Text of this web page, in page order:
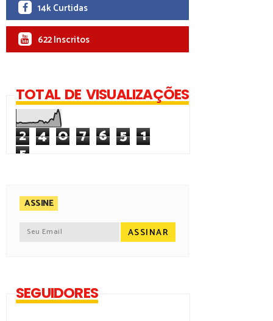
14k Curtidas
622 Inscritos
TOTAL DE VISUALIZAÇÕES
2 4 0 7 6 5 1
5
ASSINE
SEGUIDORES